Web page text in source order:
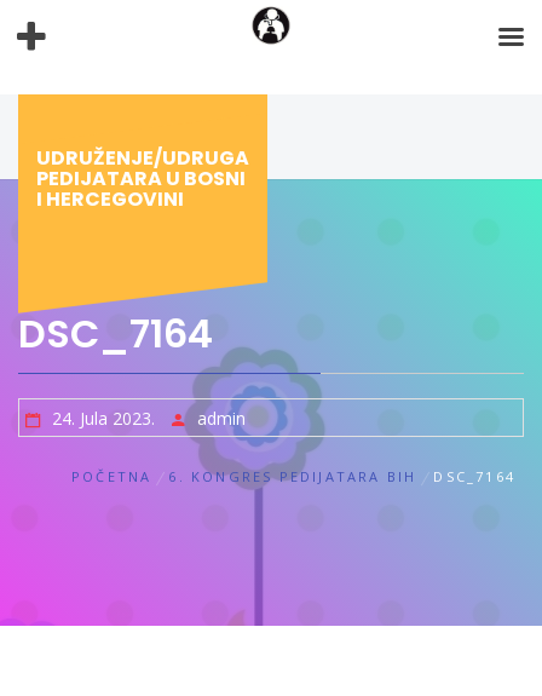
na
UDRUŽENJE/UDRUGA
PEDIJATARA U BOSNI
I HERCEGOVINI
DSC_7164
24. Jula 2023. admin
POČETNA 6. KONGRES PEDIJATARA BIH DSC_7164